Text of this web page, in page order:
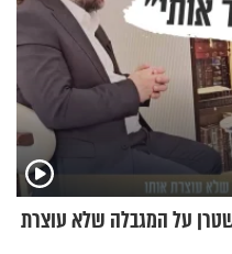
על המגבלה שלא עוצרת